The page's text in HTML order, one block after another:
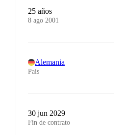
25 años
8 ago 2001
Alemania
País
30 jun 2029
Fin de contrato